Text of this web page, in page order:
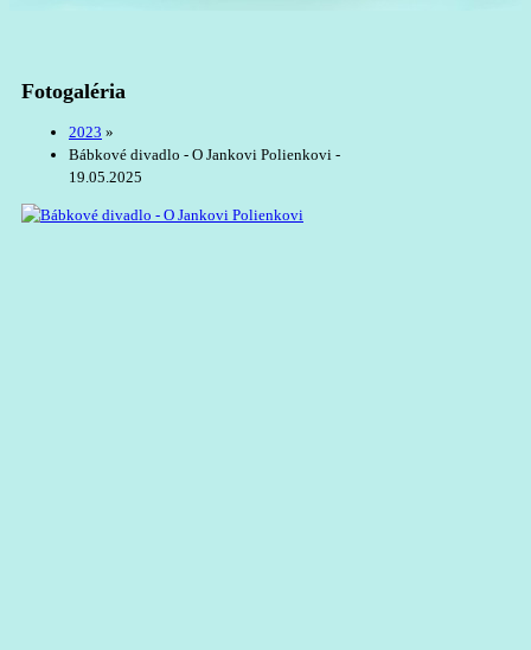
Fotogaléria
2023 »
Bábkové divadlo - O Jankovi Polienkovi -
19.05.2025